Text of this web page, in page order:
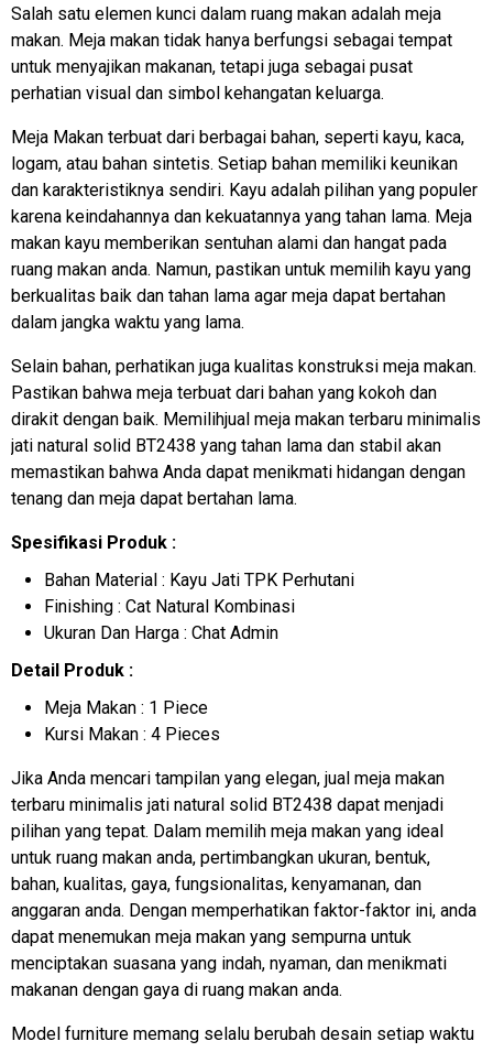
Salah satu elemen kunci dalam ruang makan adalah meja
makan. Meja makan tidak hanya berfungsi sebagai tempat
untuk menyajikan makanan, tetapi juga sebagai pusat
perhatian visual dan simbol kehangatan keluarga.
Meja Makan terbuat dari berbagai bahan, seperti kayu, kaca,
logam, atau bahan sintetis. Setiap bahan memiliki keunikan
dan karakteristiknya sendiri. Kayu adalah pilihan yang populer
karena keindahannya dan kekuatannya yang tahan lama. Meja
makan kayu memberikan sentuhan alami dan hangat pada
ruang makan anda. Namun, pastikan untuk memilih kayu yang
berkualitas baik dan tahan lama agar meja dapat bertahan
dalam jangka waktu yang lama.
Selain bahan, perhatikan juga kualitas konstruksi meja makan.
Pastikan bahwa meja terbuat dari bahan yang kokoh dan
dirakit dengan baik. Memilihjual meja makan terbaru minimalis
jati natural solid BT2438 yang tahan lama dan stabil akan
memastikan bahwa Anda dapat menikmati hidangan dengan
tenang dan meja dapat bertahan lama.
Spesifikasi Produk :
Bahan Material : Kayu Jati TPK Perhutani
Finishing : Cat Natural Kombinasi
Ukuran Dan Harga : Chat Admin
Detail Produk :
Meja Makan : 1 Piece
Kursi Makan : 4 Pieces
Jika Anda mencari tampilan yang elegan, jual meja makan
terbaru minimalis jati natural solid BT2438 dapat menjadi
pilihan yang tepat. Dalam memilih meja makan yang ideal
untuk ruang makan anda, pertimbangkan ukuran, bentuk,
bahan, kualitas, gaya, fungsionalitas, kenyamanan, dan
anggaran anda. Dengan memperhatikan faktor-faktor ini, anda
dapat menemukan meja makan yang sempurna untuk
menciptakan suasana yang indah, nyaman, dan menikmati
makanan dengan gaya di ruang makan anda.
Model furniture memang selalu berubah desain setiap waktu